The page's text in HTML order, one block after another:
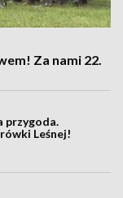
Za nami 22.
przygoda.
Leśnej!